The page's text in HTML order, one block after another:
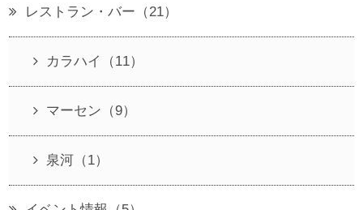
レストラン・バー（21）
カラハイ（11）
マーセン（9）
泉河（1）